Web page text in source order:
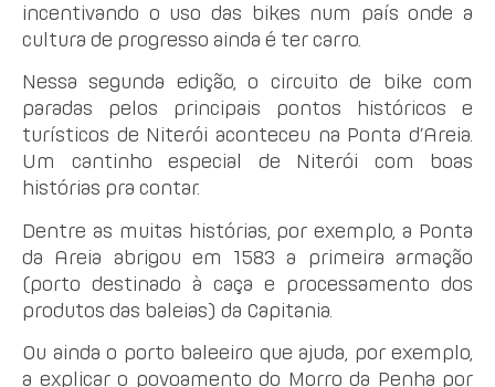
incentivando o uso das bikes num país onde a
cultura de progresso ainda é ter carro.
Nessa segunda edição, o circuito de bike com
paradas pelos principais pontos históricos e
turísticos de Niterói aconteceu na Ponta d’Areia.
Um cantinho especial de Niterói com boas
histórias pra contar.
Dentre as muitas histórias, por exemplo, a Ponta
da Areia abrigou em 1583 a primeira armação
(porto destinado à caça e processamento dos
produtos das baleias) da Capitania.
Ou ainda o porto baleeiro que ajuda, por exemplo,
a explicar o povoamento do Morro da Penha por